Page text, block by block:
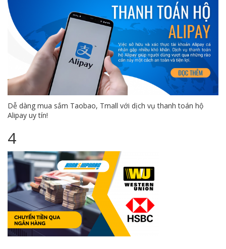
Dễ dàng mua sắm Taobao, Tmall với dịch vụ thanh toán hộ
Alipay uy tín!
4